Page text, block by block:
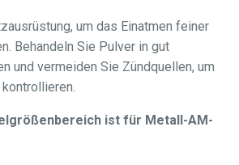
um das Einatmen feiner
Behandeln Sie Pulver in gut
und vermeiden Sie Zündquellen, um
ist für Metall-AM-